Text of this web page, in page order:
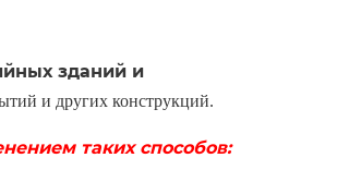
зданий и
и других конструкций.
таких способов: